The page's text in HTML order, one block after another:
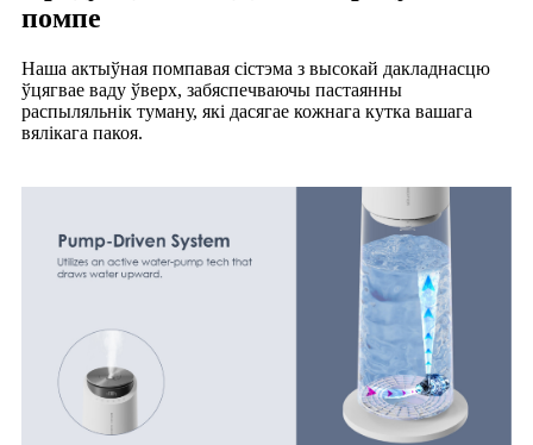
помпе
Наша актыўная помпавая сістэма з высокай дакладнасцю
ўцягвае ваду ўверх, забяспечваючы пастаянны
распыляльнік туману, які дасягае кожнага кутка вашага
вялікага пакоя.